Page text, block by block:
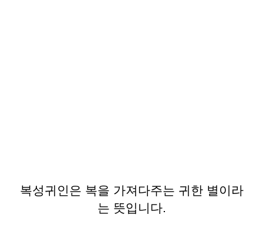
복성귀인은 복을 가져다주는 귀한 별이라
는 뜻입니다.